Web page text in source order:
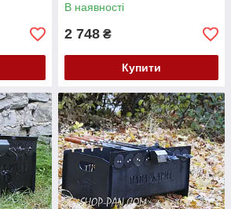
В наявності
2 748 ₴
Купити